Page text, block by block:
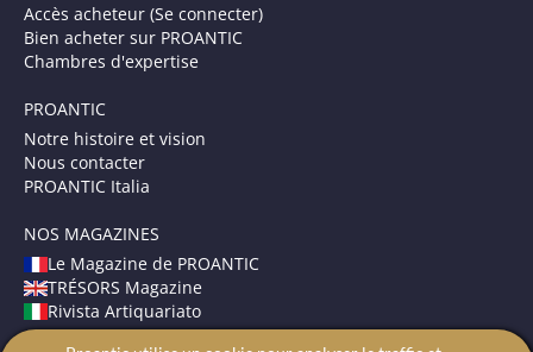
Accès acheteur (Se connecter)
Bien acheter sur PROANTIC
Chambres d'expertise
PROANTIC
Notre histoire et vision
Nous contacter
PROANTIC Italia
NOS MAGAZINES
Le Magazine de PROANTIC
TRÉSORS Magazine
Rivista Artiquariato